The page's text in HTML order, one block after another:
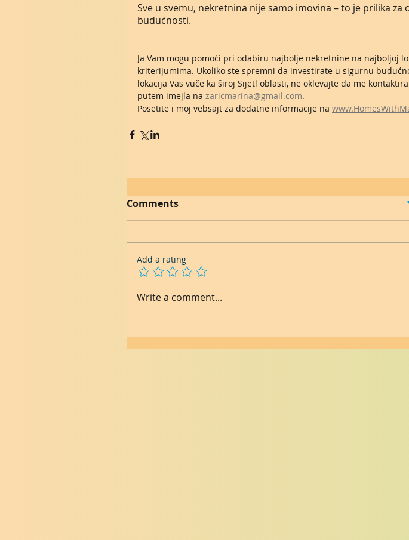
Sve u svemu, nekretnina nije samo imovina – to je prilika za
budućnosti.
Ja Vam mogu pomoći pri odabiru najbolje nekretnine na najboljoj
kriterijumima. Ukoliko ste spremni da investirate u sigurnu
lokacija Vas vuče ka široj Sijetl oblasti, ne oklevajte da me
putem imejla na zaricmarina@gmail.com.
Posetite i moj vebsajt za dodatne informacije na
Comments
Add a rating
Write a comment...